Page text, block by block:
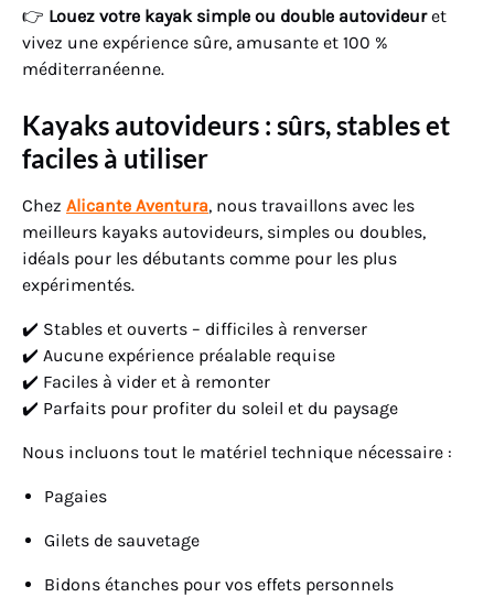
👉 Louez votre kayak simple ou double autovideuret
vivez une expérience sûre, amusante et 100 %
méditerranéenne.
Kayaks autovideurs : sûrs, stables et
faciles à utiliser
Chez Alicante Aventura, nous travaillons avec les
meilleurs kayaks autovideurs, simples ou doubles,
idéals pour les débutants comme pour les plus
expérimentés.
✔️ Stables et ouverts – difficiles à renverser
✔️ Aucune expérience préalable requise
✔️ Faciles à vider et à remonter
✔️ Parfaits pour profiter du soleil et du paysage
Nous incluons tout le matériel technique nécessaire :
Pagaies
Gilets de sauvetage
Bidons étanches pour vos effets personnels